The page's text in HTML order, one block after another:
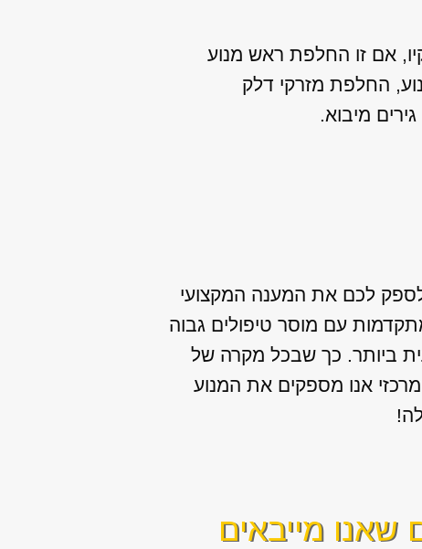
אם זו החלפת ראש מנוע
החלפת מזרקי דלק
לספק לכם את המענה המקצועי
עם מוסר טיפולים גבוה
ביותר. כך שבכל מקרה של
אנו מספקים את המנוע
שאנו מייבאים